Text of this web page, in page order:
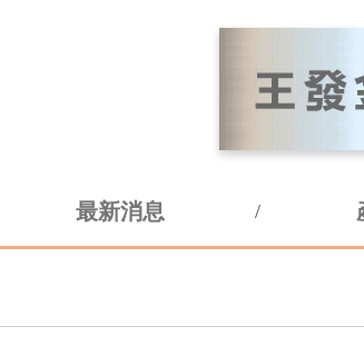
最新消息